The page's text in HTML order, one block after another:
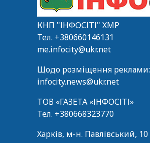
КНП "ІНФОСІТІ" ХМР
Тел. +380660146131
me.infocity@ukr.net
Щодо розміщення реклами:
infocity.news@ukr.net
ТОВ «ГАЗЕТА «ІНФОСІТІ»
Тел. +380668323770
Харків, м-н. Павлівський, 10